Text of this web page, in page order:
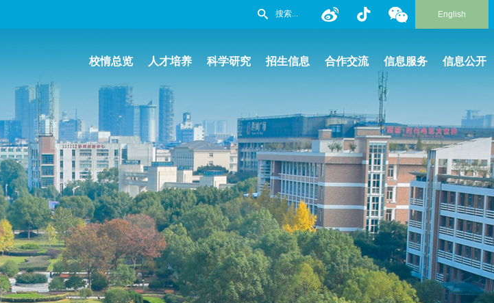
English
校情总览 人才培养 科学研究 招生信息 合作交流 信息服务 信息公开